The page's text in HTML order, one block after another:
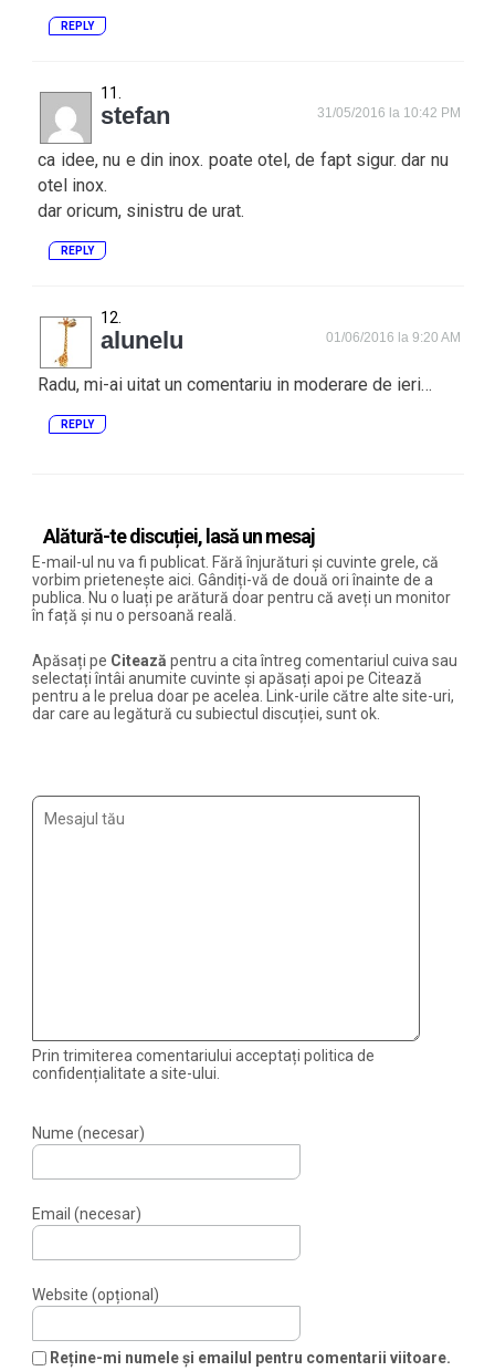
REPLY
stefan 31/05/2016 la 10:42 PM
ca idee, nu e din inox. poate otel, de fapt sigur. dar nu
otel inox.
dar oricum, sinistru de urat.
REPLY
alunelu 01/06/2016 la 9:20 AM
Radu, mi-ai uitat un comentariu in moderare de ieri…
REPLY
Alătură-te discuției, lasă un mesaj
E-mail-ul nu va fi publicat. Fără înjurături și cuvinte grele, că
vorbim prietenește aici. Gândiți-vă de două ori înainte de a
publica. Nu o luați pe arătură doar pentru că aveți un monitor
în față și nu o persoană reală.
Apăsați pe Citează pentru a cita întreg comentariul cuiva sau
selectați întâi anumite cuvinte și apăsați apoi pe Citează
pentru a le prelua doar pe acelea. Link-urile către alte site-uri,
dar care au legătură cu subiectul discuției, sunt ok.
Prin trimiterea comentariului acceptați politica de
confidențialitate a site-ului.
Nume (necesar)
Email (necesar)
Website (opțional)
Reține-mi numele și emailul pentru comentarii viitoare.